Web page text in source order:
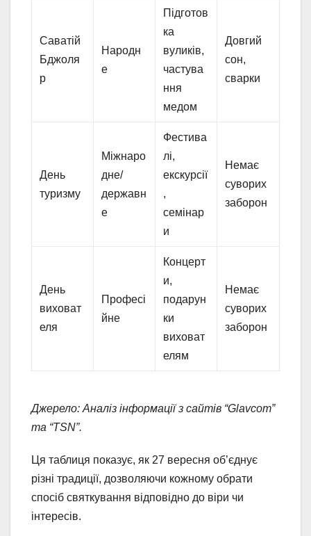
Саватій
Бджоля
р
Народн
е
Підготов
ка
вуликів,
частува
ння
медом
Довгий
сон,
сварки
День
туризму
Міжнаро
дне/
державн
е
Фестива
лі,
екскурсії
,
семінар
и
Немає
суворих
заборон
День
виховат
еля
Професі
йне
Концерт
и,
подарун
ки
виховат
елям
Немає
суворих
заборон
Джерело: Аналіз інформації з сайтів “Glavcom”
та “TSN”.
Ця таблиця показує, як 27 вересня об’єднує
різні традиції, дозволяючи кожному обрати
спосіб святкування відповідно до віри чи
інтересів.